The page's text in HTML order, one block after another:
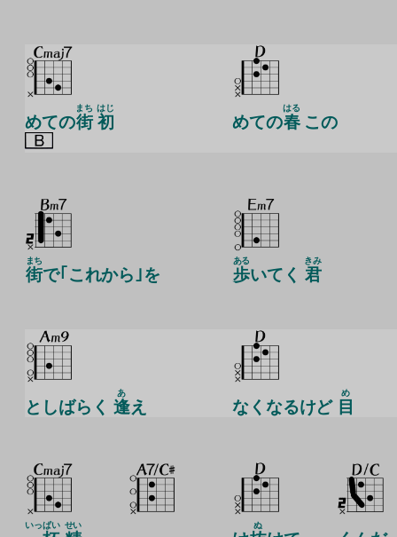
めての街
まち
初
はじ
めての春
はる
この
街
まち
で｢これから｣を 歩
ある
いてく 君
きみ
としばらく 逢
あ
え なくなるけど 目
め
いっぱい せい ぬ